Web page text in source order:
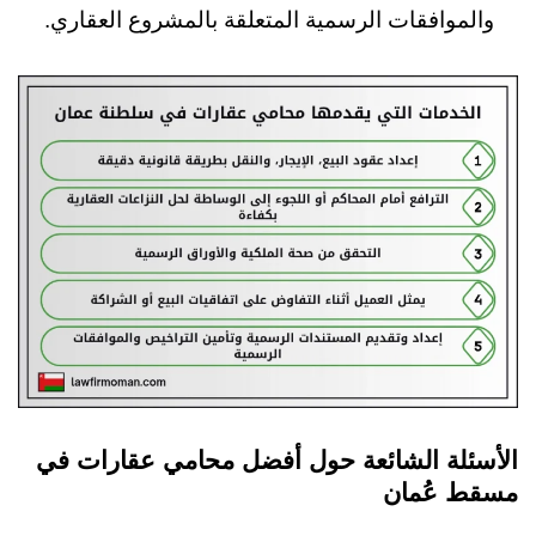
والموافقات الرسمية المتعلقة بالمشروع العقاري.
الأسئلة الشائعة حول أفضل محامي عقارات في
مسقط عُمان